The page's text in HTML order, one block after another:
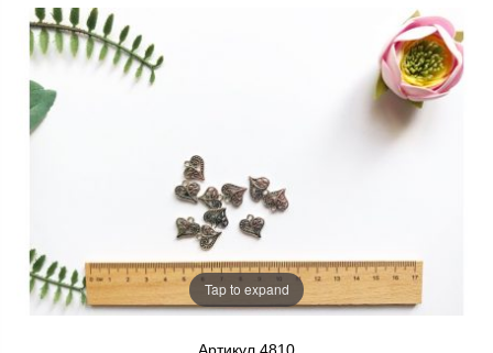
Tap to expand
Артикул 4810